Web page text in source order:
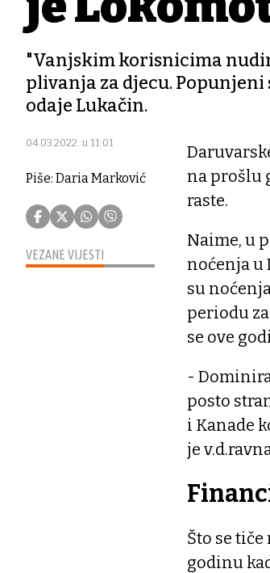
"Vanjskim korisnicima
plivanja za djecu.
odaje Lukačin.
04.03.2022. u 11:01
Piše: Daria Marković
VEZANE VIJESTI
na prošlu
raste.
Naime, u
noćenja u
su
periodu
se ove
-
posto
i Kanade
je
Što se
godinu